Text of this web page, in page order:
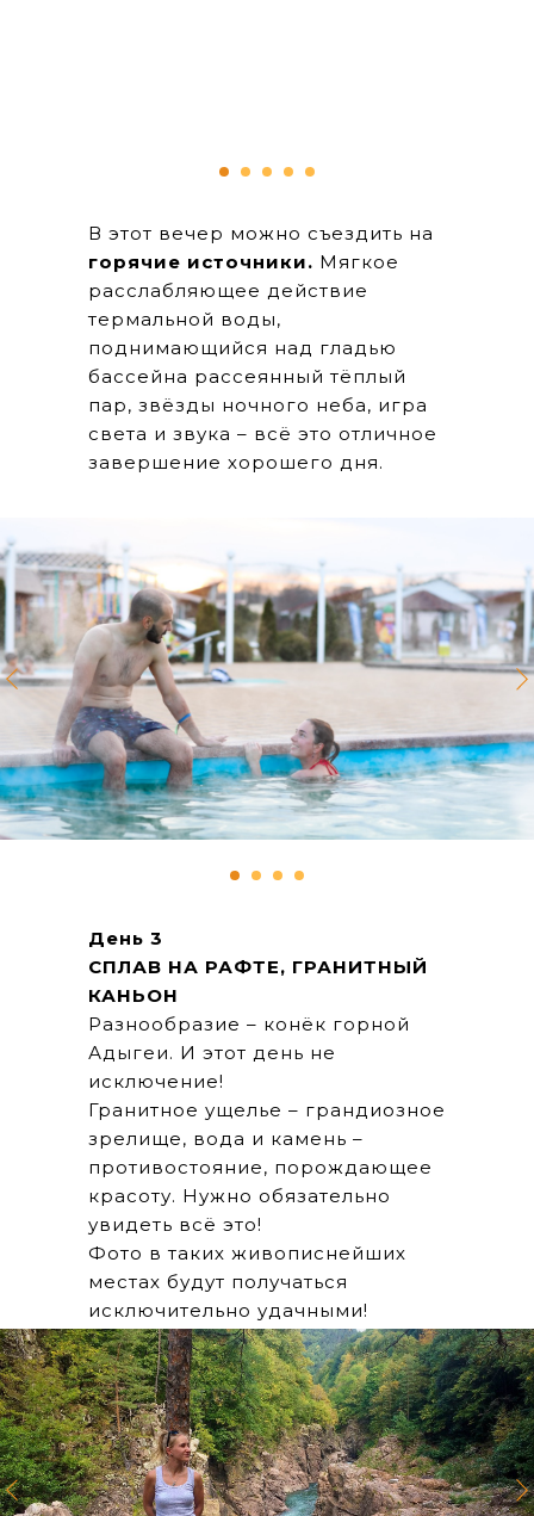
В этот вечер можно съездить на
горячие источники. Мягкое
расслабляющее действие
термальной воды,
поднимающийся над гладью
бассейна рассеянный тёплый
пар, звёзды ночного неба, игра
света и звука – всё это отличное
завершение хорошего дня.
День 3
СПЛАВ НА РАФТЕ, ГРАНИТНЫЙ
КАНЬОН
Разнообразие – конёк горной
Адыгеи. И этот день не
исключение!
Гранитное ущелье – грандиозное
зрелище, вода и камень –
противостояние, порождающее
красоту. Нужно обязательно
увидеть всё это!
Фото в таких живописнейших
местах будут получаться
исключительно удачными!